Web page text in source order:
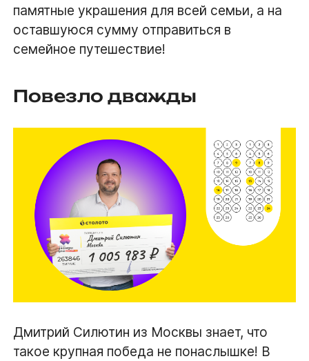
памятные украшения для всей семьи, а на
оставшуюся сумму отправиться в
семейное путешествие!
Повезло дважды
Дмитрий Силютин из Москвы знает, что
такое крупная победа не понаслышке! В